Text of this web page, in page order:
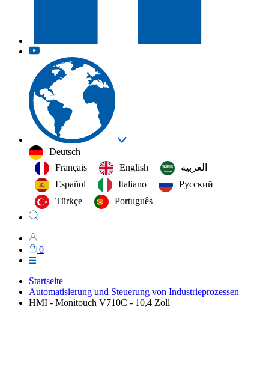
Deutsch
Français
English
العربية‏
Español
Italiano
Русский
Türkçe
Português
0
Startseite
Automatisierung und Steuerung von Industrieprozessen
HMI - Monitouch V710C - 10,4 Zoll